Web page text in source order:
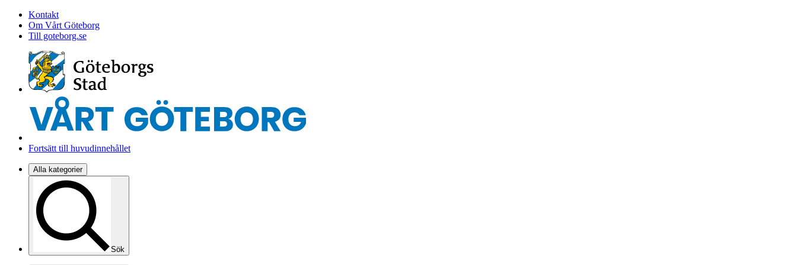
Kontakt
Om Vårt Göteborg
Till goteborg.se
Fortsätt till huvudinnehållet
Alla kategorier
Sök